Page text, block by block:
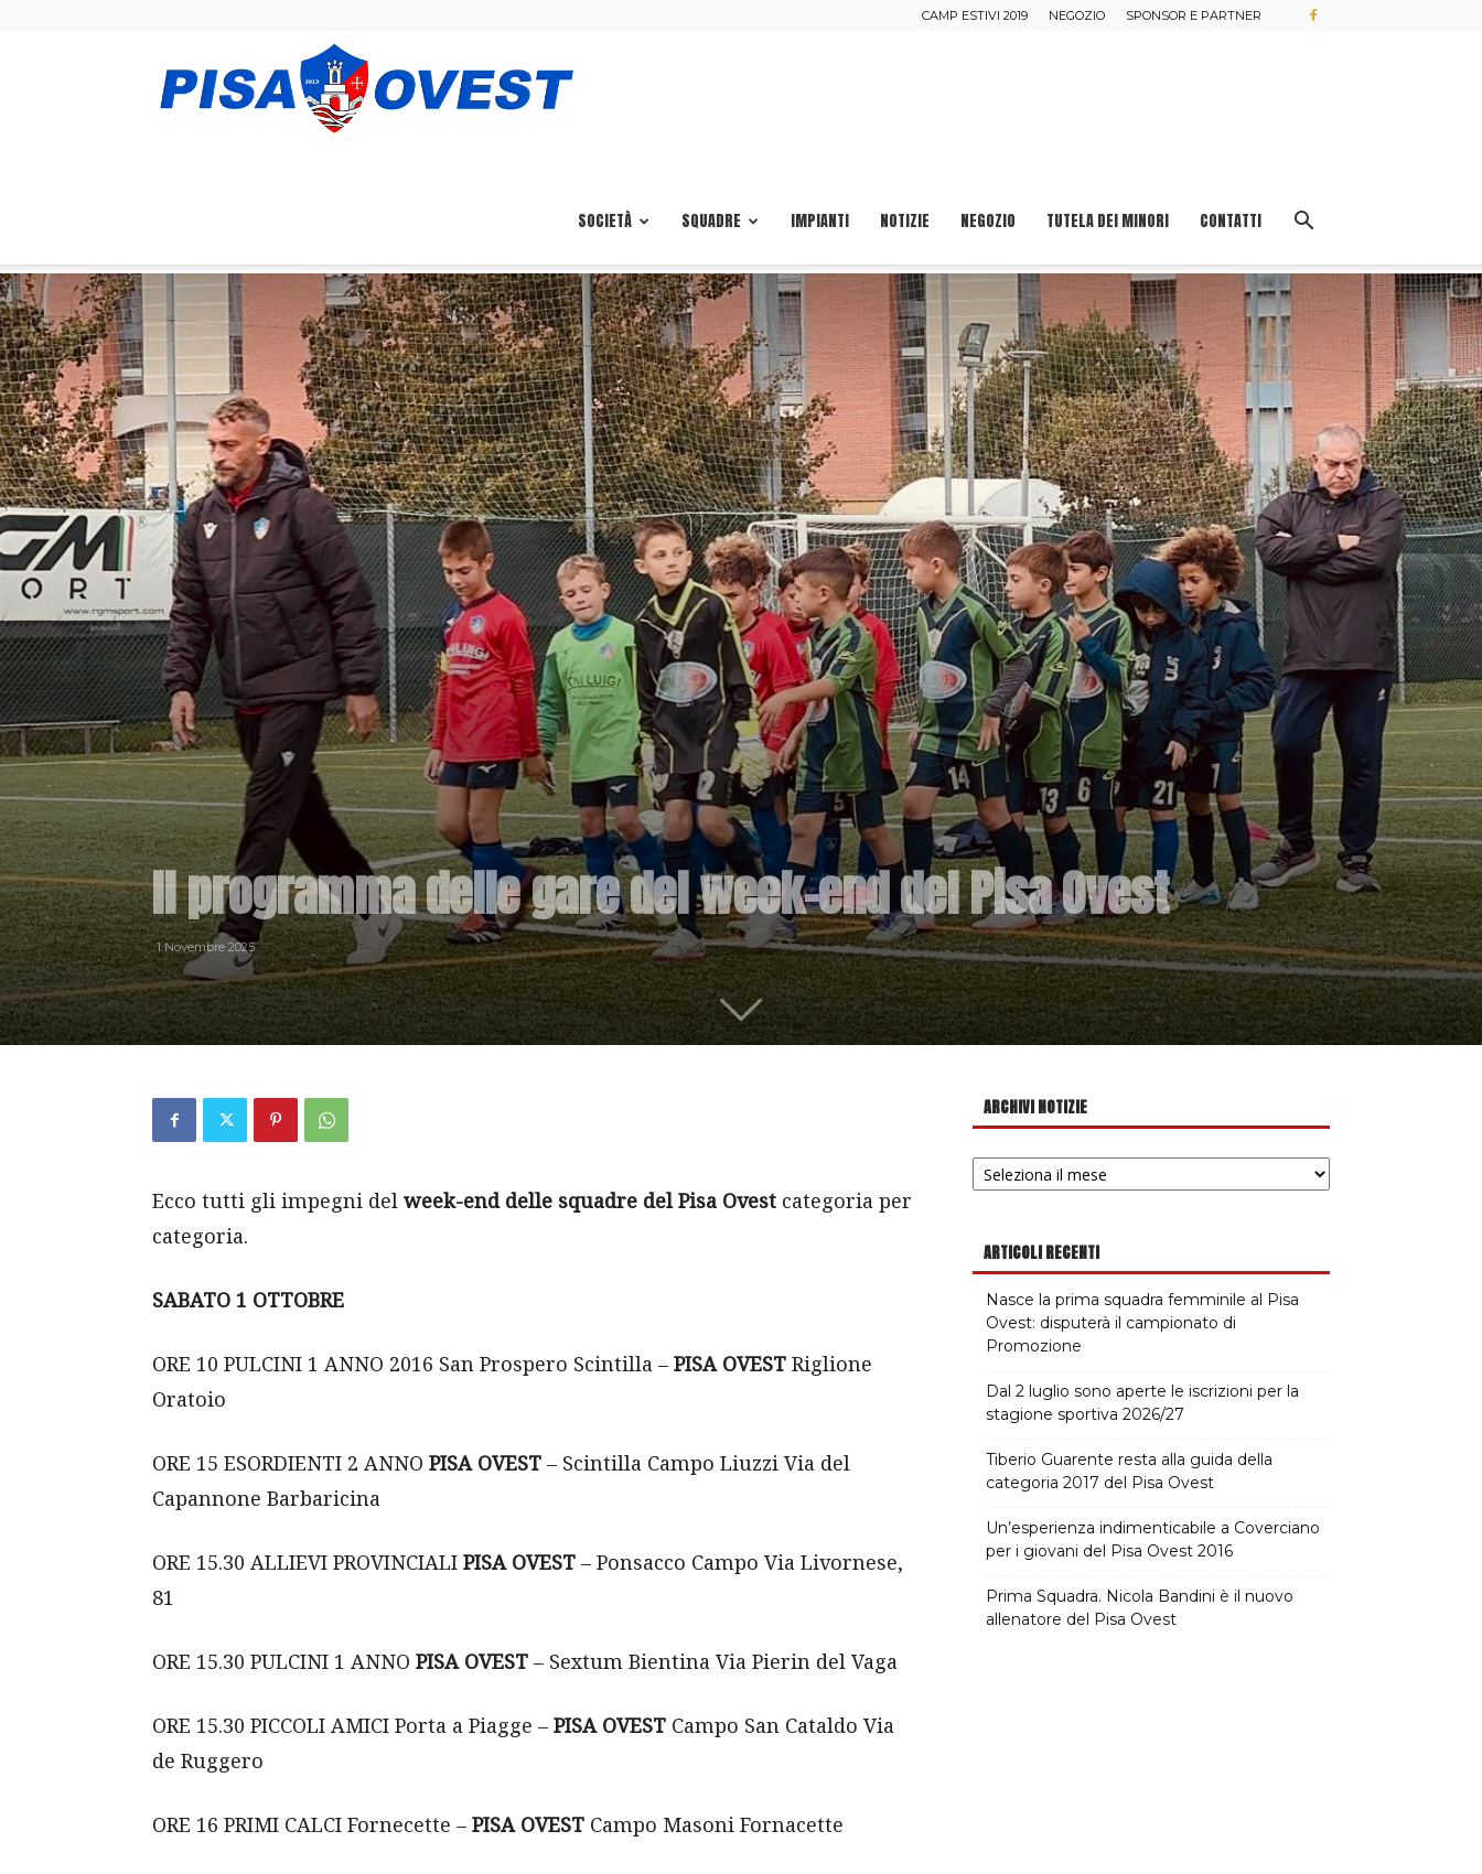
CAMP ESTIVI 2019 NEGOZIO SPONSOR E PARTNER
Ovest
SOCIETÀ SQUADRE IMPIANTI NOTIZIE NEGOZIO TUTELA DEI MINORI CONTATTI
Il programma delle gare del week-end del Pisa Ovest
1 Novembre 2025
Ecco tutti gli impegni del week-end delle squadre del Pisa Ovest categoria per
categoria.
SABATO 1 OTTOBRE
ORE 10 PULCINI 1 ANNO 2016 San Prospero Scintilla – PISA OVEST Riglione
Oratoio
ORE 15 ESORDIENTI 2 ANNO PISA OVEST – Scintilla Campo Liuzzi Via del
Capannone Barbaricina
ORE 15.30 ALLIEVI PROVINCIALI PISA OVEST – Ponsacco Campo Via Livornese,
81
ORE 15.30 PULCINI 1 ANNO PISA OVEST – Sextum Bientina Via Pierin del Vaga
ORE 15.30 PICCOLI AMICI Porta a Piagge – PISA OVEST Campo San Cataldo Via
de Ruggero
ORE 16 PRIMI CALCI Fornecette – PISA OVEST Campo Masoni Fornacette
ARCHIVI NOTIZIE
Archivi
notizie
ARTICOLI RECENTI
Nasce la prima squadra femminile al Pisa
Ovest: disputerà il campionato di
Promozione
Dal 2 luglio sono aperte le iscrizioni per la
stagione sportiva 2026/27
Tiberio Guarente resta alla guida della
categoria 2017 del Pisa Ovest
Un’esperienza indimenticabile a Coverciano
per i giovani del Pisa Ovest 2016
Prima Squadra. Nicola Bandini è il nuovo
allenatore del Pisa Ovest